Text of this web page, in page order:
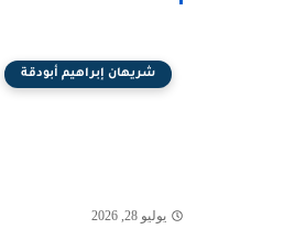
شريهان إبراهيم أبودقة
يوليو 28, 2026